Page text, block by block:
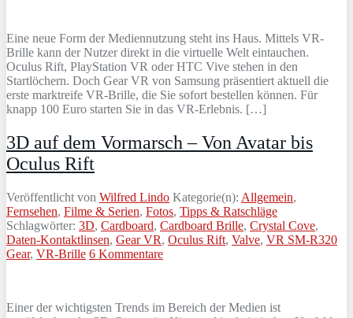
Eine neue Form der Mediennutzung steht ins Haus. Mittels VR-
Brille kann der Nutzer direkt in die virtuelle Welt eintauchen.
Oculus Rift, PlayStation VR oder HTC Vive stehen in den
Startlöchern. Doch Gear VR von Samsung präsentiert aktuell die
erste marktreife VR-Brille, die Sie sofort bestellen können. Für
knapp 100 Euro starten Sie in das VR-Erlebnis. […]
3D auf dem Vormarsch – Von Avatar bis
Oculus Rift
Veröffentlicht von Wilfred Lindo Kategorie(n): Allgemein,
Fernsehen, Filme & Serien, Fotos, Tipps & Ratschläge
Schlagwörter: 3D, Cardboard, Cardboard Brille, Crystal Cove,
Daten-Kontaktlinsen, Gear VR, Oculus Rift, Valve, VR SM-R320
Gear, VR-Brille 6 Kommentare
Einer der wichtigsten Trends im Bereich der Medien ist